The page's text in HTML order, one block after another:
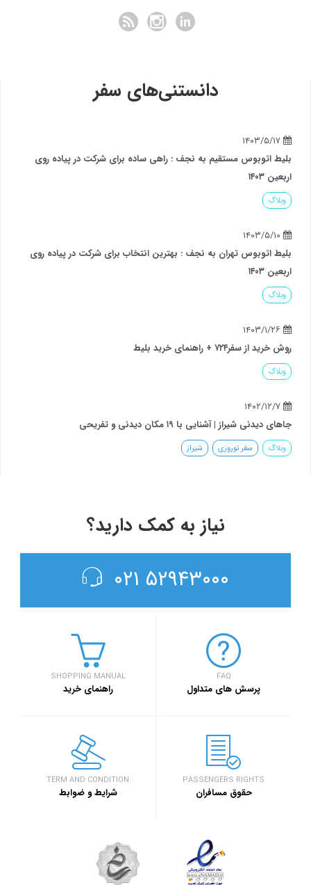
دانستنی‌های سفر
بلیط اتوبوس مستقیم به نجف : راهی ساده برای شرکت در پیاده روی
اربعین ۱۴۰۳
وبلاگ
بلیط اتوبوس تهران به نجف : بهترین انتخاب برای شرکت در پیاده روی
اربعین ۱۴۰۳
وبلاگ
روش خرید از سفر۷۲۴ + راهنمای خرید بلیط
وبلاگ
جاهای دیدنی شیراز | آشنایی با ۱۹ مکان دیدنی و تفریحی
وبلاگ سفر نوروزی شیراز
نیاز به کمک دارید؟
۵۲۹۴۳۰۰۰ ۰۲۱
SHOPPING MANUAL
راهنمای خرید
FAQ
پرسش های متداول
TERM AND CONDITION
شرایط و ضوابط
PASSENGERS RIGHTS
حقوق مسافران